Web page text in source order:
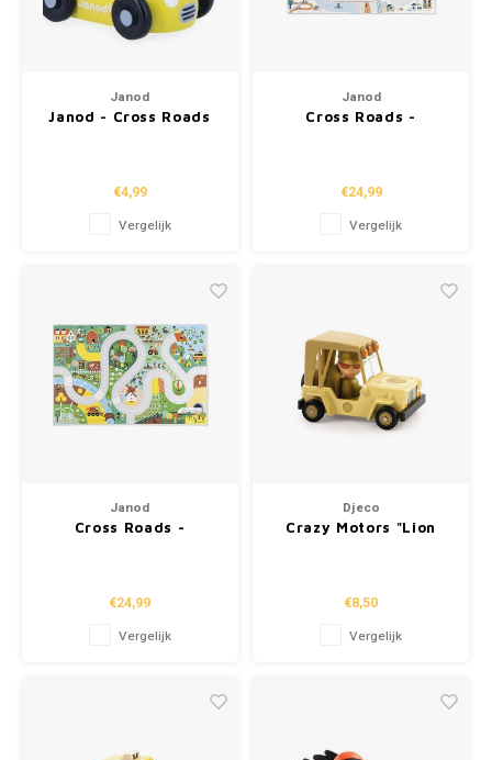
Janod
Janod - Cross Roads
€4,99
Vergelijk
Janod
Cross Roads -
€24,99
Vergelijk
Janod
Cross Roads -
€24,99
Vergelijk
Djeco
Crazy Motors "Lion
€8,50
Vergelijk